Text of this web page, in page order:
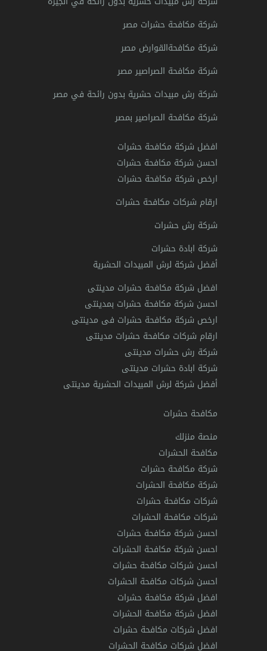
شركة مكافحة حشرات مصر
شركة مكافحةالقوارض مصر
شركة مكافحة الصراصير مصر
شركة رش مبيدات حشرية بدون رائحة في مصر
شركة مكافحة الصراصير بمصر
افضل شركة مكافحة حشرات
احسن شركة مكافحة حشرات
ارخص شركة مكافحة حشرات
ارقام شركات مكافحة حشرات
شركة رش حشرات
شركة ابادة حشرات
أفضل شركة لرش المبيدات الحشرية
افضل شركة مكافحة حشرات مدينتى
احسن شركة مكافحة حشرات بمدينتى
ارخص شركة مكافحة حشرات فى مدينتى
ارقام شركات مكافحة حشرات مدينتى
شركة رش حشرات مدينتى
شركة ابادة حشرات مدينتى
أفضل شركة لرش المبيدات الحشرية مدينتى
مكافحة حشرات
منصة منزلك
مكافحة الحشرات
شركة مكافحة حشرات
شركة مكافحة الحشرات
شركات مكافحة حشرات
شركات مكافحة الحشرات
احسن شركة مكافحة حشرات
احسن شركة مكافحة الحشرات
احسن شركات مكافحة حشرات
احسن شركات مكافحة الحشرات
افضل شركة مكافحة حشرات
افضل شركة مكافحة الحشرات
افضل شركات مكافحة حشرات
افضل شركات مكافحة الحشرات